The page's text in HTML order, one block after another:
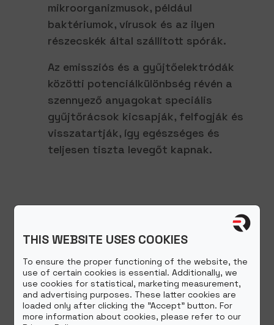
mikroorganizmusok, például
baktériumok, vírusok és az ilyen
részecskék által szállított spórák.
Az emissziós és a gyűjtőelektródák
közötti potenciálkülönbség révén a
szennyező anyagokat speciális
gyűjtőrácsok kicsapják, felfogják és
visszatartják, így egészséges és
teljesen tiszta levegőt kapnak.
THIS WEBSITE USES COOKIES
To ensure the proper functioning of the website, the
use of certain cookies is essential. Additionally, we
use cookies for statistical, marketing measurement,
and advertising purposes. These latter cookies are
loaded only after clicking the "Accept" button. For
more information about cookies, please refer to our